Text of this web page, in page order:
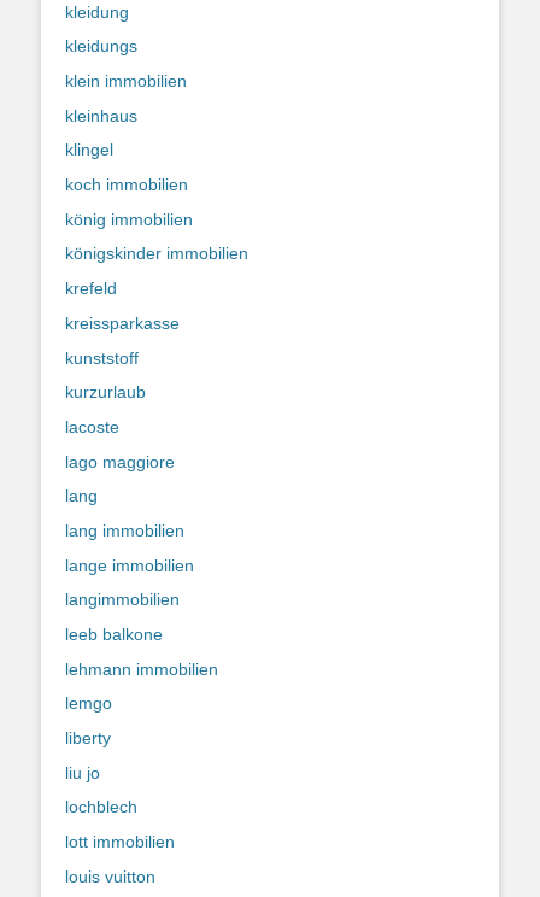
kleidung
kleidungs
klein immobilien
kleinhaus
klingel
koch immobilien
könig immobilien
königskinder immobilien
krefeld
kreissparkasse
kunststoff
kurzurlaub
lacoste
lago maggiore
lang
lang immobilien
lange immobilien
langimmobilien
leeb balkone
lehmann immobilien
lemgo
liberty
liu jo
lochblech
lott immobilien
louis vuitton